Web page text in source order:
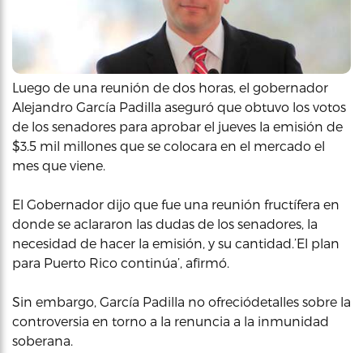
Luego de una reunión de dos horas, el gobernador
Alejandro García Padilla aseguró que obtuvo los votos
de los senadores para aprobar el jueves la emisión de
$3.5 mil millones que se colocara en el mercado el
mes que viene.
El Gobernador dijo que fue una reunión fructífera en
donde se aclararon las dudas de los senadores, la
necesidad de hacer la emisión, y su cantidad.’El plan
para Puerto Rico continúa’, afirmó.
Sin embargo, García Padilla no ofreciódetalles sobre la
controversia en torno a la renuncia a la inmunidad
soberana.